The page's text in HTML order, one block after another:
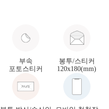
부속
포토스티커
봉투/스티커
120x180(mm)